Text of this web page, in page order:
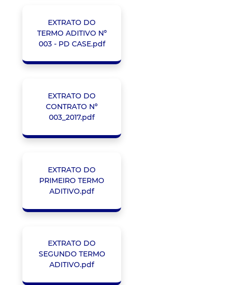
EXTRATO DO
TERMO ADITIVO Nº
003 - PD CASE.pdf
EXTRATO DO
CONTRATO Nº
003_2017.pdf
EXTRATO DO
PRIMEIRO TERMO
ADITIVO.pdf
EXTRATO DO
SEGUNDO TERMO
ADITIVO.pdf